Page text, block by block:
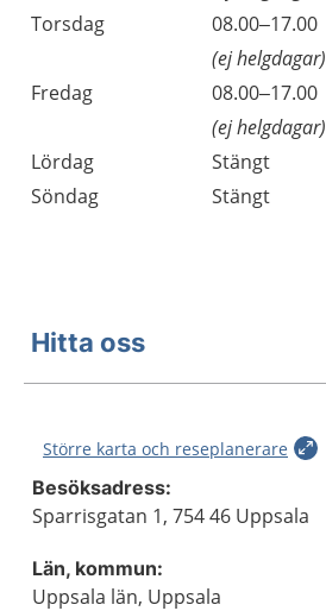
Torsdag
08.00–17.00
(ej helgdagar)
Fredag
08.00–17.00
(ej helgdagar)
Lördag
Stängt
Söndag
Stängt
Hitta oss
Större karta och reseplanerare
Besöksadress:
Sparrisgatan 1, 754 46 Uppsala
Län, kommun:
Uppsala län, Uppsala